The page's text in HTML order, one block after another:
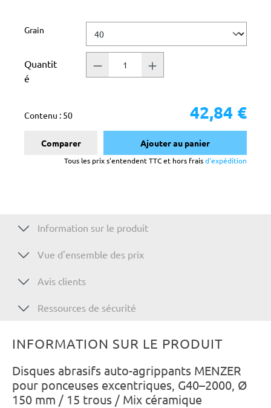
Sélectionnez
Grain
Quantit
é
Contenu : 50 42,84 €
Comparer Ajouter au panier
Tous les prix s'entendent TTC et hors fraisd'expédition
Information sur le produit
Vue d'ensemble des prix
Avis clients
Ressources de sécurité
INFORMATION SUR LE PRODUIT
Disques abrasifs auto-agrippants MENZER
pour ponceuses excentriques, G40–2000, Ø
150 mm / 15 trous / Mix céramique